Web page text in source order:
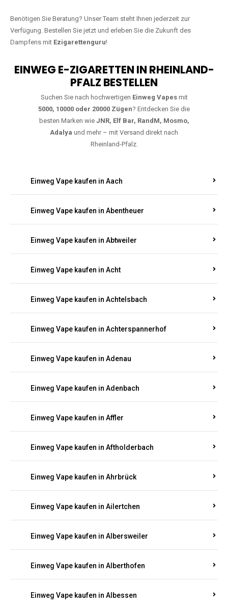
Benötigen Sie Beratung? Unser Team steht Ihnen jederzeit zur
Verfügung. Bestellen Sie jetzt und erleben Sie die Zukunft des
Dampfens mit Ezigarettenguru!
EINWEG E-ZIGARETTEN IN RHEINLAND-
PFALZ BESTELLEN
Suchen Sie nach hochwertigen Einweg Vapesmit
5000, 10000 oder 20000 Zügen ? Entdecken Sie die
besten Marken wie JNR, Elf Bar, RandM, Mosmo,
Adalya und mehr – mit Versand direkt nach
Rheinland-Pfalz.
Einweg Vape kaufen in Aach
Einweg Vape kaufen in Abentheuer
Einweg Vape kaufen in Abtweiler
Einweg Vape kaufen in Acht
Einweg Vape kaufen in Achtelsbach
Einweg Vape kaufen in Achterspannerhof
Einweg Vape kaufen in Adenau
Einweg Vape kaufen in Adenbach
Einweg Vape kaufen in Affler
Einweg Vape kaufen in Aftholderbach
Einweg Vape kaufen in Ahrbrück
Einweg Vape kaufen in Ailertchen
Einweg Vape kaufen in Albersweiler
Einweg Vape kaufen in Alberthofen
Einweg Vape kaufen in Albessen